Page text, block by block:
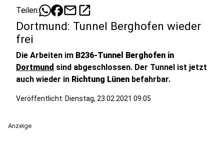
Teilen: mailopen_in_new
Dortmund: Tunnel Berghofen wieder
frei
Die Arbeiten im B236-Tunnel Berghofen in
Dortmund sind abgeschlossen. Der Tunnel ist jetzt
auch wieder in Richtung Lünen befahrbar.
Veröffentlicht: Dienstag, 23.02.2021 09:05
Anzeige